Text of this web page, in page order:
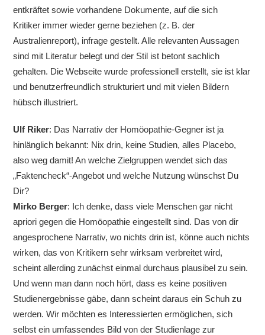
entkräftet sowie vorhandene Dokumente, auf die sich
Kritiker immer wieder gerne beziehen (z. B. der
Australienreport), infrage gestellt. Alle relevanten Aussagen
sind mit Literatur belegt und der Stil ist betont sachlich
gehalten. Die Webseite wurde professionell erstellt, sie ist klar
und benutzerfreundlich strukturiert und mit vielen Bildern
hübsch illustriert.
Ulf Riker: Das Narrativ der Homöopathie-Gegner ist ja
hinlänglich bekannt: Nix drin, keine Studien, alles Placebo,
also weg damit! An welche Zielgruppen wendet sich das
„Faktencheck“-Angebot und welche Nutzung wünschst Du
Dir?
Mirko Berger: Ich denke, dass viele Menschen gar nicht
apriori gegen die Homöopathie eingestellt sind. Das von dir
angesprochene Narrativ, wo nichts drin ist, könne auch nichts
wirken, das von Kritikern sehr wirksam verbreitet wird,
scheint allerding zunächst einmal durchaus plausibel zu sein.
Und wenn man dann noch hört, dass es keine positiven
Studienergebnisse gäbe, dann scheint daraus ein Schuh zu
werden. Wir möchten es Interessierten ermöglichen, sich
selbst ein umfassendes Bild von der Studienlage zur